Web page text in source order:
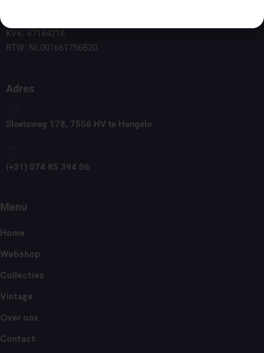
KVK: 67164218
BTW: NL001661756B20
Adres
Sloetsweg 178, 7556 HV te Hengelo
(+31) 074 85 394 06
Menu
Home
Webshop
Collecties
Vintage
Over ons
Contact